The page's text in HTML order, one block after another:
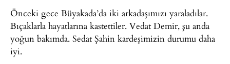
Önceki gece Büyakada’da iki arkadaşımızı yaraladılar.
Bıçaklarla hayatlarına kastettiler. Vedat Demir, şu anda
yoğun bakımda. Sedat Şahin kardeşimizin durumu daha
iyi.